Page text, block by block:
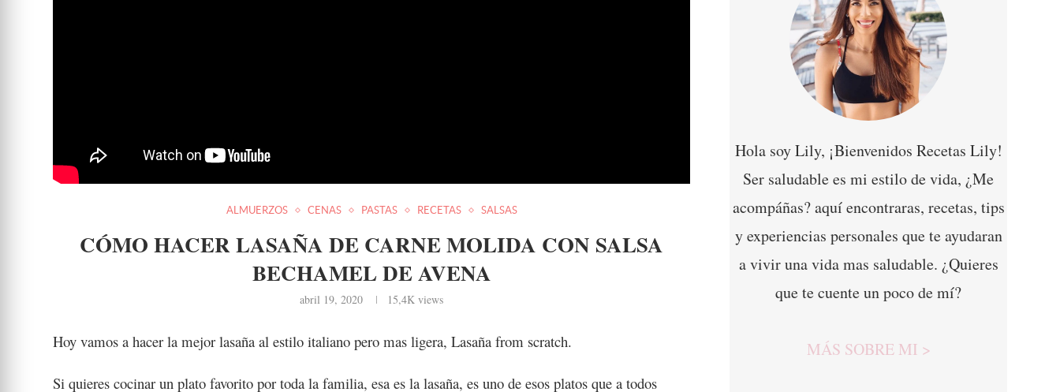
ALMUERZOS CENAS PASTAS RECETAS SALSAS
CÓMO HACER LASAÑA DE CARNE MOLIDA CON SALSA
BECHAMEL DE AVENA
abril 19, 2020 15,4K views
Hoy vamos a hacer la mejor lasaña al estilo italiano pero mas ligera, Lasaña from scratch.
Si quieres cocinar un plato favorito por toda la familia, esa es la lasaña, es uno de esos platos que a todos
Hola soy Lily, ¡Bienvenidos Recetas Lily!
Ser saludable es mi estilo de vida, ¿Me
acompáñas? aquí encontraras, recetas, tips
y experiencias personales que te ayudaran
a vivir una vida mas saludable. ¿Quieres
que te cuente un poco de mí?
MÁS SOBRE MI >